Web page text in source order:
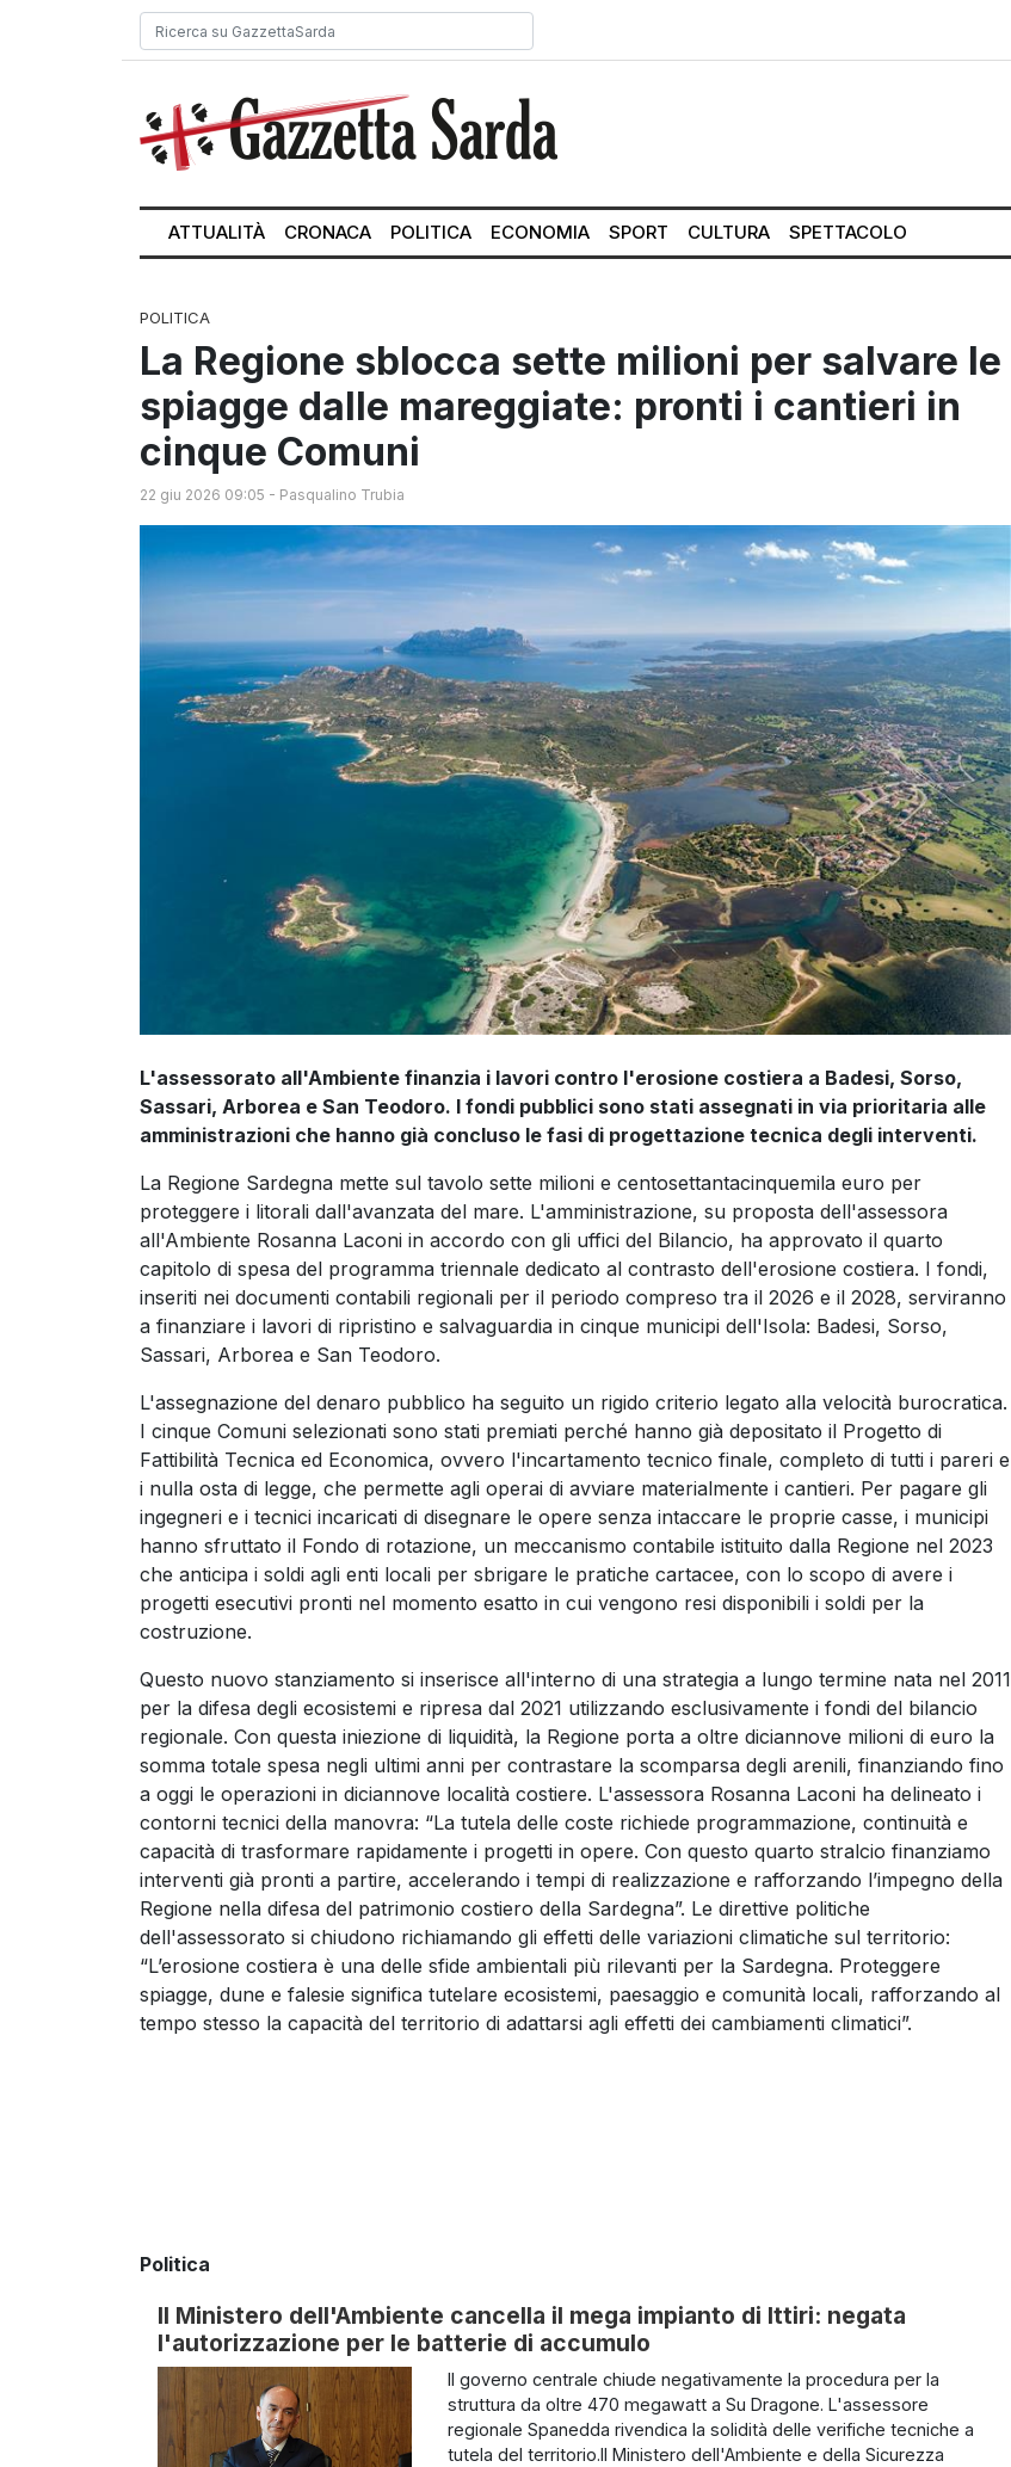
ATTUALITÀ CRONACA POLITICA ECONOMIA SPORT CULTURA SPETTACOLO
POLITICA
La Regione sblocca sette milioni per salvare le
spiagge dalle mareggiate: pronti i cantieri in
cinque Comuni
22 giu 2026 09:05 - Pasqualino Trubia
L'assessorato all'Ambiente finanzia i lavori contro l'erosione costiera a Badesi, Sorso,
Sassari, Arborea e San Teodoro. I fondi pubblici sono stati assegnati in via prioritaria alle
amministrazioni che hanno già concluso le fasi di progettazione tecnica degli interventi.
La Regione Sardegna mette sul tavolo sette milioni e centosettantacinquemila euro per
proteggere i litorali dall'avanzata del mare. L'amministrazione, su proposta dell'assessora
all'Ambiente Rosanna Laconi in accordo con gli uffici del Bilancio, ha approvato il quarto
capitolo di spesa del programma triennale dedicato al contrasto dell'erosione costiera. I fondi,
inseriti nei documenti contabili regionali per il periodo compreso tra il 2026 e il 2028, serviranno
a finanziare i lavori di ripristino e salvaguardia in cinque municipi dell'Isola: Badesi, Sorso,
Sassari, Arborea e San Teodoro.
L'assegnazione del denaro pubblico ha seguito un rigido criterio legato alla velocità burocratica.
I cinque Comuni selezionati sono stati premiati perché hanno già depositato il Progetto di
Fattibilità Tecnica ed Economica, ovvero l'incartamento tecnico finale, completo di tutti i pareri e
i nulla osta di legge, che permette agli operai di avviare materialmente i cantieri. Per pagare gli
ingegneri e i tecnici incaricati di disegnare le opere senza intaccare le proprie casse, i municipi
hanno sfruttato il Fondo di rotazione, un meccanismo contabile istituito dalla Regione nel 2023
che anticipa i soldi agli enti locali per sbrigare le pratiche cartacee, con lo scopo di avere i
progetti esecutivi pronti nel momento esatto in cui vengono resi disponibili i soldi per la
costruzione.
Questo nuovo stanziamento si inserisce all'interno di una strategia a lungo termine nata nel 2011
per la difesa degli ecosistemi e ripresa dal 2021 utilizzando esclusivamente i fondi del bilancio
regionale. Con questa iniezione di liquidità, la Regione porta a oltre diciannove milioni di euro la
somma totale spesa negli ultimi anni per contrastare la scomparsa degli arenili, finanziando fino
a oggi le operazioni in diciannove località costiere. L'assessora Rosanna Laconi ha delineato i
contorni tecnici della manovra: “La tutela delle coste richiede programmazione, continuità e
capacità di trasformare rapidamente i progetti in opere. Con questo quarto stralcio finanziamo
interventi già pronti a partire, accelerando i tempi di realizzazione e rafforzando l’impegno della
Regione nella difesa del patrimonio costiero della Sardegna”. Le direttive politiche
dell'assessorato si chiudono richiamando gli effetti delle variazioni climatiche sul territorio:
“L’erosione costiera è una delle sfide ambientali più rilevanti per la Sardegna. Proteggere
spiagge, dune e falesie significa tutelare ecosistemi, paesaggio e comunità locali, rafforzando al
tempo stesso la capacità del territorio di adattarsi agli effetti dei cambiamenti climatici”.
Politica
Il Ministero dell'Ambiente cancella il mega impianto di Ittiri: negata
l'autorizzazione per le batterie di accumulo
Il governo centrale chiude negativamente la procedura per la
struttura da oltre 470 megawatt a Su Dragone. L'assessore
regionale Spanedda rivendica la solidità delle verifiche tecniche a
tutela del territorio.Il Ministero dell'Ambiente e della Sicurezza